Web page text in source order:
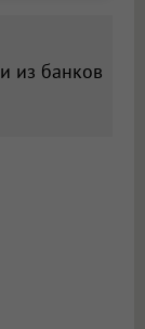
из банков